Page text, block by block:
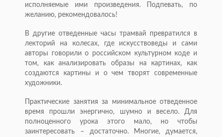
исполняемые ими произведения. Подпевать, по
желанию, рекомендовалось!
В другие отведенные часы трамвай превратился в
лекторий на колесах, где искусствоведы и сами
авторы говорили о российском культурном коде и
том, как анализировать образы на картинах, как
создаются картины и о чем творят современные
художники.
Практические занятия за минимальное отведенное
время прошли энергично, шумно и весело. Для
полноценного урока этого мало, но чтобы
заинтересовать – достаточно. Многие, думается,